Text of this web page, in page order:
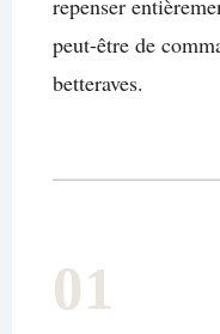
peut-être de
betteraves.
01